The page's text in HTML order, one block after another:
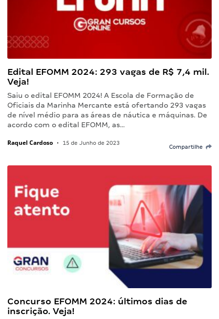
Edital EFOMM 2024: 293 vagas de R$ 7,4 mil.
Veja!
Saiu o edital EFOMM 2024! A Escola de Formação de
Oficiais da Marinha Mercante está ofertando 293 vagas
de nível médio para as áreas de náutica e máquinas. De
acordo com o edital EFOMM, as…
Raquel Cardoso • 15 de Junho de 2023
Compartilhe
Concurso EFOMM 2024: últimos dias de
inscrição. Veja!